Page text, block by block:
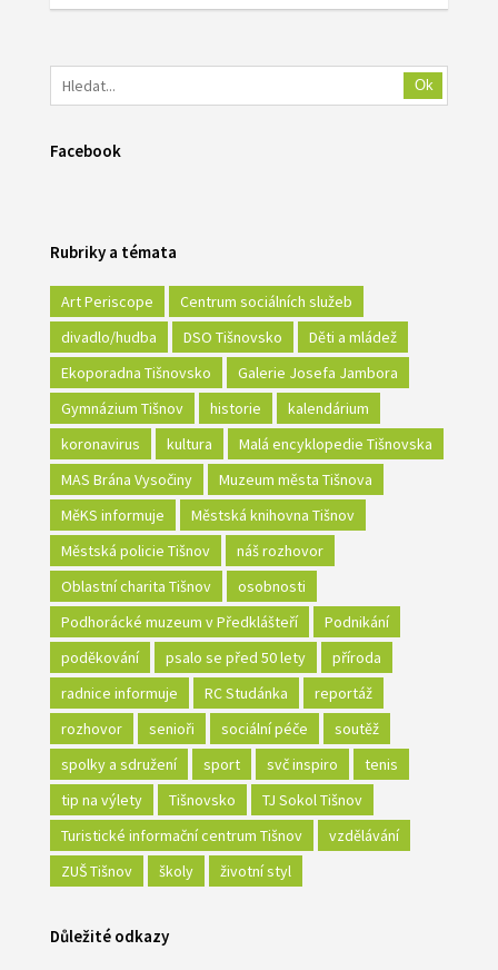
Ok
Facebook
Rubriky a témata
Art Periscope
Centrum sociálních služeb
divadlo/hudba
DSO Tišnovsko
Děti a mládež
Ekoporadna Tišnovsko
Galerie Josefa Jambora
Gymnázium Tišnov
historie
kalendárium
koronavirus
kultura
Malá encyklopedie Tišnovska
MAS Brána Vysočiny
Muzeum města Tišnova
MěKS informuje
Městská knihovna Tišnov
Městská policie Tišnov
náš rozhovor
Oblastní charita Tišnov
osobnosti
Podhorácké muzeum v Předklášteří
Podnikání
poděkování
psalo se před 50 lety
příroda
radnice informuje
RC Studánka
reportáž
rozhovor
senioři sociální péče
soutěž
spolky a sdružení
sport svč inspiro
tenis
tip na výlety
Tišnovsko
TJ Sokol Tišnov
Turistické informační centrum Tišnov
vzdělávání
ZUŠ Tišnov
školy životní styl
Důležité odkazy